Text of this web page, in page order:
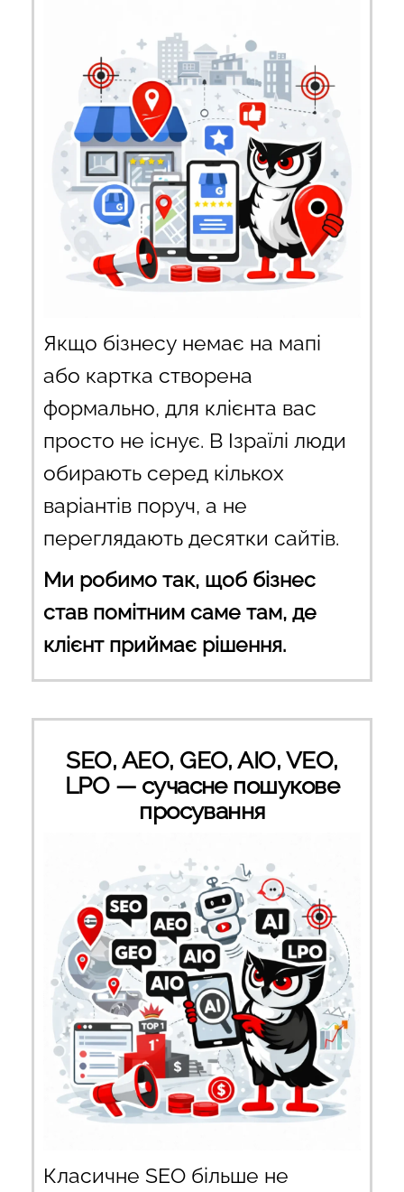
Якщо бізнесу немає на мапі
або картка створена
формально, для клієнта вас
просто не існує. В Ізраїлі люди
обирають серед кількох
варіантів поруч, а не
переглядають десятки сайтів.
Ми робимо так, щоб бізнес
став помітним саме там, де
клієнт приймає рішення.
SEO, AEO, GEO, AIO, VEO,
LPO — сучасне пошукове
просування
Класичне SEO більше не